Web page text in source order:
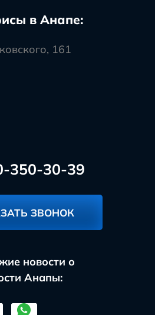
в Анапе:
161
350-30-39
ЗВОНОК
новости о
Анапы: